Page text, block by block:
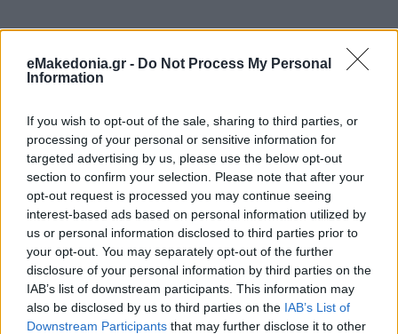
eMakedonia.gr - Do Not Process My Personal
Information
If you wish to opt-out of the sale, sharing to third parties, or
processing of your personal or sensitive information for
targeted advertising by us, please use the below opt-out
section to confirm your selection. Please note that after your
opt-out request is processed you may continue seeing
interest-based ads based on personal information utilized by
us or personal information disclosed to third parties prior to
your opt-out. You may separately opt-out of the further
disclosure of your personal information by third parties on the
IAB’s list of downstream participants. This information may
also be disclosed by us to third parties on the IAB’s List of
Downstream Participants that may further disclose it to other